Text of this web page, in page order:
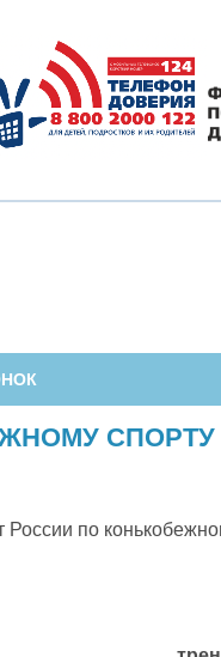
СПОРТУ
России по